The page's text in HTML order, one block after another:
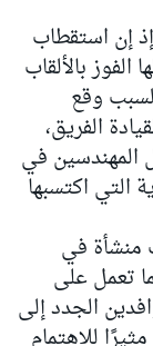
إن استقطاب
بالألقاب
وقع
الفريق،
المهندسين في
التي اكتسبها
منشأة في
تعمل على
الجدد إلى